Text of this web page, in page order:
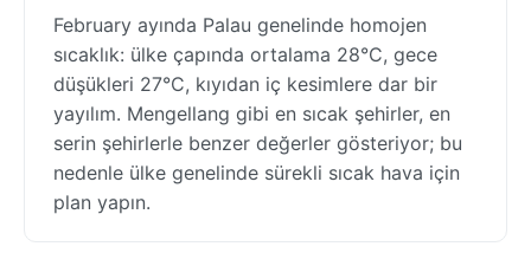
February ayında Palau genelinde homojen
sıcaklık: ülke çapında ortalama 28°C, gece
düşükleri 27°C, kıyıdan iç kesimlere dar bir
yayılım. Mengellang gibi en sıcak şehirler, en
serin şehirlerle benzer değerler gösteriyor; bu
nedenle ülke genelinde sürekli sıcak hava için
plan yapın.